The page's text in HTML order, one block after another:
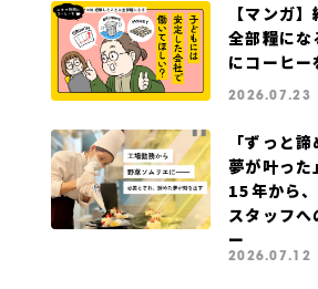
【マンガ
全部糧にな
にコーヒ
2026.07.23
「ずっと
夢が叶っ
15年から
スタッフへ
ー
2026.07.12